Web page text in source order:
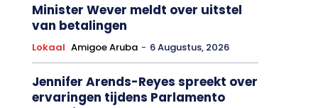
Minister Wever meldt over uitstel
van betalingen
Lokaal Amigoe Aruba - 6 Augustus, 2026
Jennifer Arends-Reyes spreekt over
ervaringen tijdens Parlamento